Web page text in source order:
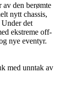
av den berømte
nytt chassis,
det
ekstreme off-
nye eventyr.
med unntak av